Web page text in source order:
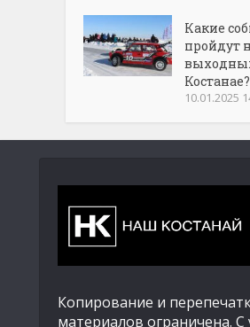
Какие
пройдут
Костанае?
10.01.2025
Копирование и
материалов ограничена. С